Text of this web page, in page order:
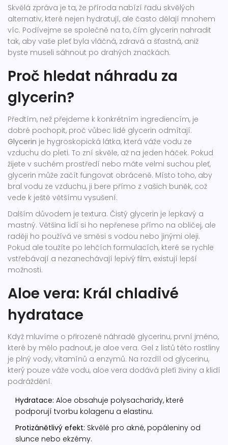
Skvělá zpráva je ta, že příroda nabízí řadu skvělých
alternativ, které nejen hydratují, ale často dělají mnohem
víc. Podívejme se společně na to, čím glycerin nahradit
tak, aby vaše pleť byla vláčná, zdravá a šťastná, aniž
byste museli sáhnout po drahých značkách.
Proč hledat náhradu za
glycerin?
Předtím, než přejdeme k konkrétním ingrediencím, je
dobré pochopit, proč vůbec lidé glycerin odmítají.
Glycerin je hygroskopická látka, která váže vodu ze
vzduchu do pleti. To zní skvěle, až na jeden háček. Pokud
žijete v suchém prostředí nebo máte velmi suchou pleť,
glycerin může začít fungovat obráceně. Místo toho, aby
bral vodu ze vzduchu, ji bere přímo z vašich buněk, což
vede k ještě většímu vysušení.
Dalším důvodem je textura. Čistý glycerin je lepkavý a
mastný. Většina lidí si ho nepřenese přímo na obličej, ale
raději ho používá ve směsi s vodou nebo jinými oleji.
Pokud ale toužíte po lehčích formulacích, které se rychle
vstřebávají a nezanechávají lepivý film, existují lepší
možnosti.
Aloe vera: Král chladivé
hydratace
Když mluvíme o přirozené náhradě glycerinu, první jméno,
které by mělo padnout, je aloe vera. Gel z listů této rostliny
je plný vody, vitamínů a enzymů. Na rozdíl od glycerinu,
který pouze váže vodu, aloe vera dodává pleťi živiny a klidí
podráždění.
Hydratace: Aloe obsahuje polysacharidy, které
podporují tvorbu kolagenu a elastinu.
Protizánětlivý efekt: Skvělé pro akné, popáleniny od
slunce nebo ekzémy.